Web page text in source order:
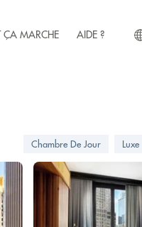
MARCHE AIDE ?
Chambre De Jour Luxe